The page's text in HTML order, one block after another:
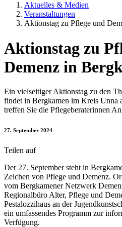
Aktuelles & Medien
Veranstaltungen
Aktionstag zu Pflege und
Aktionstag zu
Demenz in
Ein vielseitiger Aktionstag zu den
findet in Bergkamen im Kreis Unna
treffen Sie die Pflegeberaterinnen
27. September 2024
Teilen auf
Der 27. September steht in
Zeichen von Pflege und Demenz.
vom Bergkamener Netzwerk
Regionalbüro Alter, Pflege und
Pestalozzihaus an der
ein umfassendes Programm zur
Verfügung.